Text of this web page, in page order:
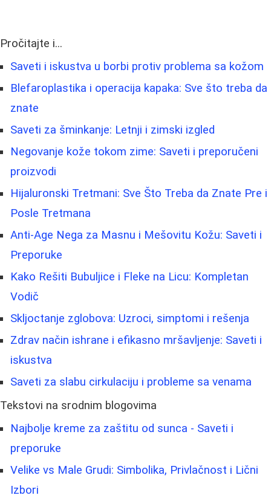
Pročitajte i...
Saveti i iskustva u borbi protiv problema sa kožom
Blefaroplastika i operacija kapaka: Sve što treba da
znate
Saveti za šminkanje: Letnji i zimski izgled
Negovanje kože tokom zime: Saveti i preporučeni
proizvodi
Hijaluronski Tretmani: Sve Što Treba da Znate Pre i
Posle Tretmana
Anti-Age Nega za Masnu i Mešovitu Kožu: Saveti i
Preporuke
Kako Rešiti Bubuljice i Fleke na Licu: Kompletan
Vodič
Skljoctanje zglobova: Uzroci, simptomi i rešenja
Zdrav način ishrane i efikasno mršavljenje: Saveti i
iskustva
Saveti za slabu cirkulaciju i probleme sa venama
Tekstovi na srodnim blogovima
Najbolje kreme za zaštitu od sunca - Saveti i
preporuke
Velike vs Male Grudi: Simbolika, Privlačnost i Lični
Izbori